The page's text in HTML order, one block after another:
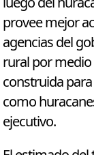
provee mejor
agencias del
rural por
construida
como
ejecutivo.